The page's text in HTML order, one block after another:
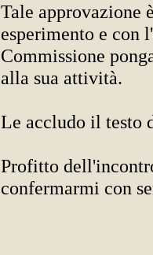
Tale approvazione
esperimento e con
Commissione
alla sua attività.
Le accludo il testo
Profitto
confermarmi con